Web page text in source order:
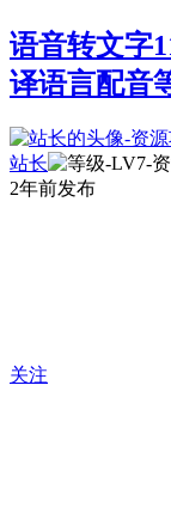
语音转文字
译语言配音
站长
2年前发布
关注